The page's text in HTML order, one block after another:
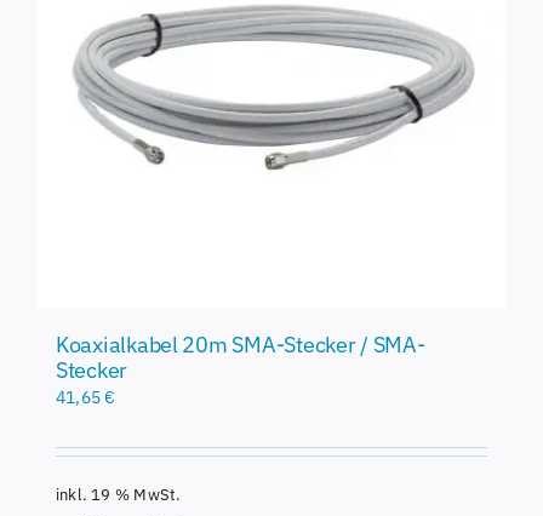
Koaxialkabel 20m SMA-Stecker / SMA-
Stecker
41,65€
inkl. 19 % MwSt.